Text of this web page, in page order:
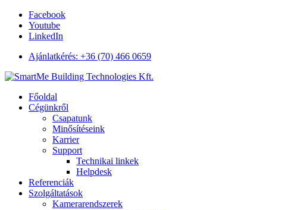
Facebook
Youtube
LinkedIn
Ajánlatkérés: +36 (70) 466 0659
Főoldal
Cégünkről
Csapatunk
Minősítéseink
Karrier
Support
Technikai linkek
Helpdesk
Referenciák
Szolgáltatások
Kamerarendszerek